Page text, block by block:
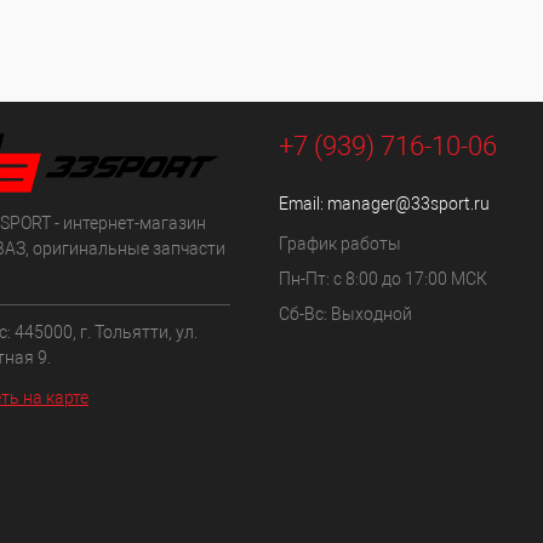
- интернет-магазин
оригинальные запчасти
445000, г. Тольятти, ул.
9.
на карте
+7 (939) 716-10-06
Email: manager@33sport.ru
График работы
Пн-Пт: с 8:00 до 17:00 МСК
Сб-Вс: Выходной